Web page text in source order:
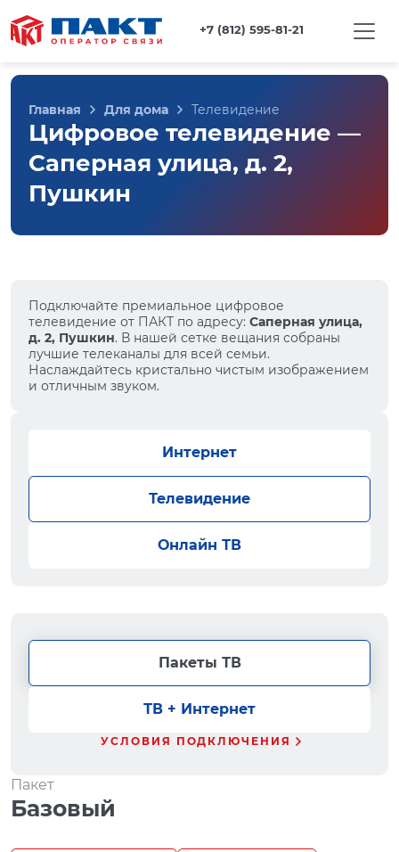
+7 (812) 595-81-21
Главная Для дома Телевидение
Цифровое телевидение —
Саперная улица, д. 2,
Пушкин
Подключайте премиальное цифровое
телевидение от ПАКТ по адресу: Саперная улица,
д. 2, Пушкин. В нашей сетке вещания собраны
лучшие телеканалы для всей семьи.
Наслаждайтесь кристально чистым изображением
и отличным звуком.
Интернет
Телевидение
Онлайн ТВ
Пакеты ТВ
ТВ + Интернет
УСЛОВИЯ ПОДКЛЮЧЕНИЯ
Пакет
Базовый